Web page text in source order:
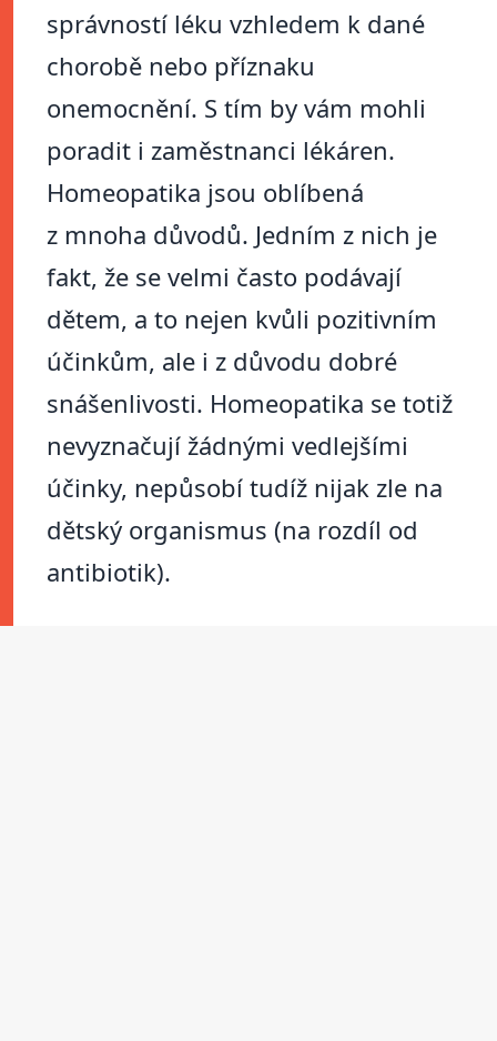
správností léku vzhledem k dané
chorobě nebo příznaku
onemocnění. S tím by vám mohli
poradit i zaměstnanci lékáren.
Homeopatika jsou oblíbená
z mnoha důvodů. Jedním z nich je
fakt, že se velmi často podávají
dětem, a to nejen kvůli pozitivním
účinkům, ale i z důvodu dobré
snášenlivosti. Homeopatika se totiž
nevyznačují žádnými vedlejšími
účinky, nepůsobí tudíž nijak zle na
dětský organismus (na rozdíl od
antibiotik).